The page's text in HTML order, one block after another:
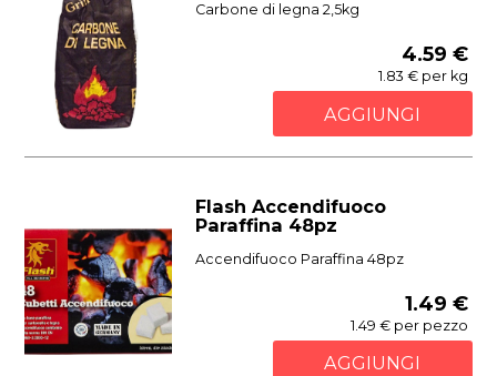
Carbone di legna 2,5kg
4.59 €
1.83 € per kg
AGGIUNGI
Flash Accendifuoco
Paraffina 48pz
Accendifuoco Paraffina 48pz
1.49 €
1.49 € per pezzo
AGGIUNGI